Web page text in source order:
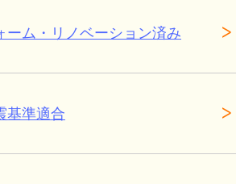
ーム・リノベーション済み
基準適合